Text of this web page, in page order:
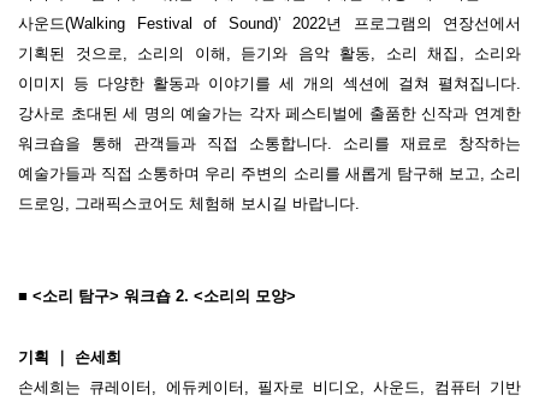
사운드(Walking Festival of Sound)’ 2022년 프로그램의 연장선에서
기획된 것으로, 소리의 이해 , 듣기와 음악 활동, 소리 채집 , 소리와
이미지 등 다양한 활동과 이야기를 세 개의 섹션에 걸쳐 펼쳐집니다.
강사로 초대된 세 명의 예술가는 각자 페스티벌에 출품한 신작과 연계한
워크숍을 통해 관객들과 직접 소통합니다. 소리를 재료로 창작하는
예술가들과 직접 소통하며 우리 주변의 소리를 새롭게 탐구해 보고, 소리
드로잉 , 그래픽스코어도 체험해 보시길 바랍니다.
■ <소리 탐구> 워크숍 2. <소리의 모양>
기획
｜ 손세희
손세희는 큐레이터 , 에듀케이터 , 필자로 비디오,사운드, 컴퓨터 기반